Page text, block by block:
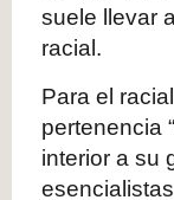
suele llevar
racial.
Para el
pertenencia
interior a su